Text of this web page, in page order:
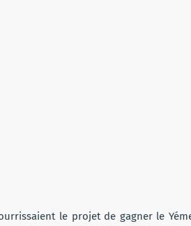
le projet de gagner le